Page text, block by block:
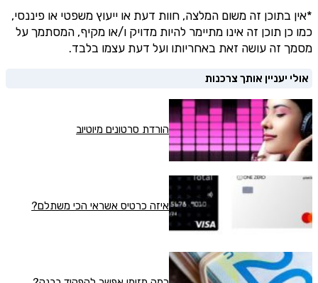
*אין בתוכן זה משום המלצה, חוות דעת או ייעוץ משפטי או פיננסי,
כמו כן תוכן זה אינו מתיימר להיות מדויק ו/או מקיף, המסתמך על
מסמך זה עושה זאת באחריותו ועל דעת עצמו בלבד.
אולי יעניין אותך צרכנות
הורדת סרטונים מיוטיוב
איזה כרטיס אשראי הכי משתלם?